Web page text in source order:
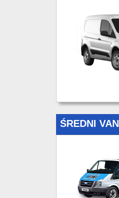
ŚREDNI VAN